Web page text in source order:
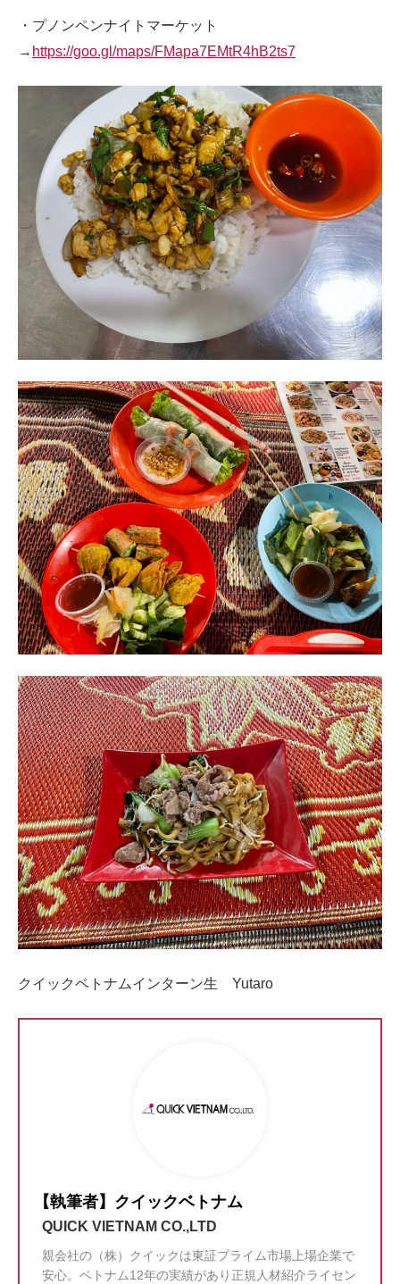
・プノンペンナイトマーケット
→ https://goo.gl/maps/FMapa7EMtR4hB2ts7
クイックベトナムインターン生 Yutaro
【執筆者】クイックベトナム
QUICK VIETNAM CO.,LTD
親会社の（株）クイックは東証プライム市場上場企業で
安心。ベトナム12年の実績があり正規人材紹介ライセン